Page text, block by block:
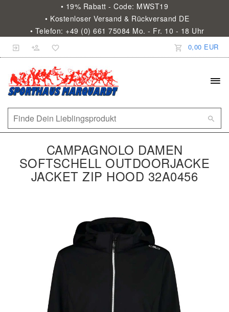
• 19% Rabatt - Code: MWST19
• Kostenloser Versand & Rückversand DE
• Telefon: +49 (0) 661 75084 Mo. - Fr. 10 - 18 Uhr
0,00 EUR
CAMPAGNOLO DAMEN
SOFTSCHELL OUTDOORJACKE
JACKET ZIP HOOD 32A0456